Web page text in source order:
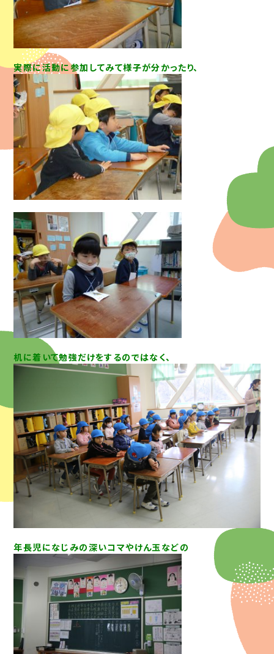
実際に活動に参加してみて様子が分かったり、
机に着いて勉強だけをするのではなく、
年長児になじみの深いコマやけん玉などの